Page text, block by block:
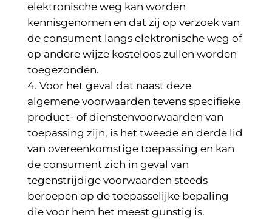
elektronische weg kan worden
kennisgenomen en dat zij op verzoek van
de consument langs elektronische weg of
op andere wijze kosteloos zullen worden
toegezonden.
Voor het geval dat naast deze
algemene voorwaarden tevens specifieke
product- of dienstenvoorwaarden van
toepassing zijn, is het tweede en derde lid
van overeenkomstige toepassing en kan
de consument zich in geval van
tegenstrijdige voorwaarden steeds
beroepen op de toepasselijke bepaling
die voor hem het meest gunstig is.